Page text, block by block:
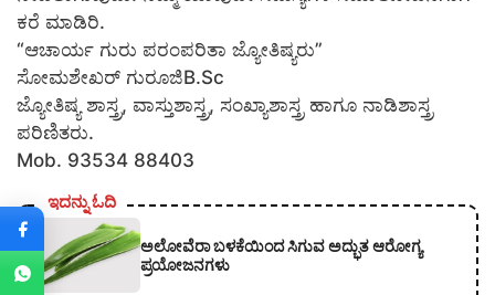
ಕರೆ ಮಾಡಿರಿ.
“ಆಚಾರ್ಯ ಗುರು ಪರಂಪರಿತಾ ಜ್ಯೋತಿಷ್ಯರು”
ಸೋಮಶೇಖರ್ ಗುರೂಜಿB.Sc
ಜ್ಯೋತಿಷ್ಯ ಶಾಸ್ತ್ರ, ವಾಸ್ತುಶಾಸ್ತ್ರ, ಸಂಖ್ಯಾಶಾಸ್ತ್ರ ಹಾಗೂ ನಾಡಿಶಾಸ್ತ್ರ
ಪರಿಣಿತರು.
Mob. 93534 88403
ಇದನ್ನು ಓದಿ
ಅಲೋವೆರಾ ಬಳಕೆಯಿಂದ ಸಿಗುವ ಅದ್ಭುತ ಆರೋಗ್ಯ
ಪ್ರಯೋಜನಗಳು